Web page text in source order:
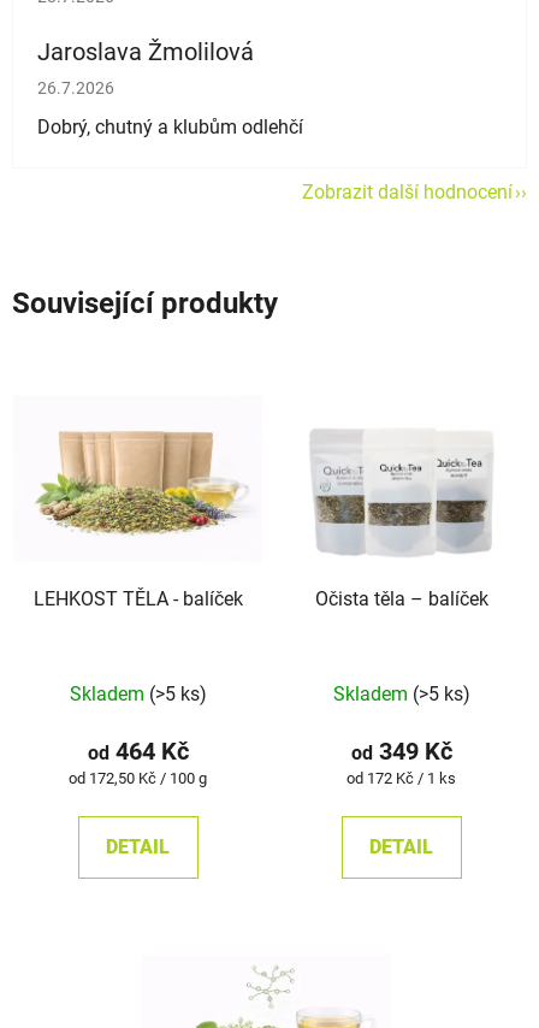
Jaroslava Žmolilová
Hodnocení obchodu je 5 z 5 hvězdiček.
26.7.2026
Dobrý, chutný a klubům odlehčí
Zobrazit další hodnocení
Související produkty
LEHKOST TĚLA - balíček
Skladem (>5 ks)
od464 Kč
Měrná
od 172,50 Kč / 100 g
DETAIL
Očista těla – balíček
Skladem (>5 ks)
od349 Kč
Měrná
od 172 Kč / 1 ks
DETAIL